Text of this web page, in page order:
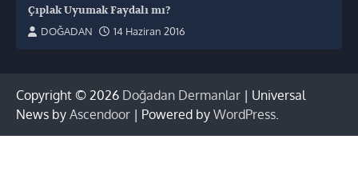
Çıplak Uyumak Faydalı mı?
DOĞADAN
14 Haziran 2016
Copyright © 2026 Doğadan Dermanlar | Universal
News by Ascendoor | Powered by WordPress